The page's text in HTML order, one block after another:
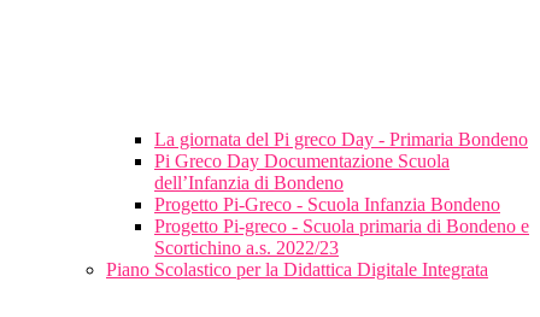
La giornata del Pi greco Day - Primaria Bondeno
Pi Greco Day Documentazione Scuola
dell’Infanzia di Bondeno
Progetto Pi-Greco - Scuola Infanzia Bondeno
Progetto Pi-greco - Scuola primaria di Bondeno e
Scortichino a.s. 2022/23
Piano Scolastico per la Didattica Digitale Integrata